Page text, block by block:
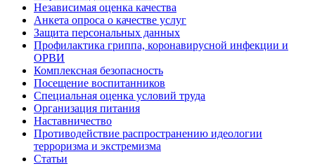
Независимая оценка качества
Анкета опроса о качестве услуг
Защита персональных данных
Профилактика гриппа, коронавирусной инфекции и
ОРВИ
Комплексная безопасность
Посещение воспитанников
Специальная оценка условий труда
Организация питания
Наставничество
Противодействие распространению идеологии
терроризма и экстремизма
Статьи